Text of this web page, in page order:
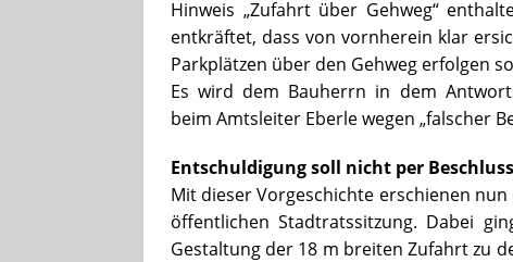
Hinweis „Zufahrt über Gehweg“
entkräftet, dass von vornherein klar
Parkplätzen über den Gehweg erfolgen
Es wird dem Bauherrn in dem
beim Amtsleiter Eberle wegen „falscher
Entschuldigung soll nicht per
Mit dieser Vorgeschichte erschienen
öffentlichen Stadtratssitzung. Dabei
Gestaltung der 18 m breiten Zufahrt zu